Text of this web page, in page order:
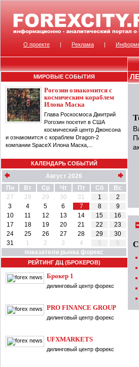
МИРОВЫЕ СОБЫТИЯ
Рогозин ознакомится с
космическим кораблем
Илона Маска
Глава Роскосмоса Дмитрий
Рогозин посетит в США
космический центр Джонсона
и ознакомится с кораблем Dragon-2
компании SpaceX Илона Маска,...
КАЛЕНДАРЬ СОБЫТИЙ
Август 2026
Пн
Вт Ср Чт Пт Сб
Вс
27
28 29 30 31 1
2
3
4 5 6 7 8
9
10
11 12 13 14 15
16
17
18 19 20 21 22
23
24
25 26 27 28 29
30
31
1 2 3 4 5
6
показатели рынка форекс
РЕЙТИНГ ДЦ (БРОКЕРОВ)
Брокер 1
дилинговый центр форекс
PRO FINANCE GROUP
дилинговый центр форекс
UFXMARKETS
дилинговый центр форекс
О проекте | Реклама |